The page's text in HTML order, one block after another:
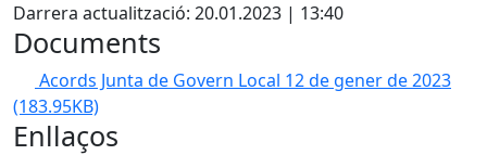
Darrera actualització: 20.01.2023 | 13:40
Documents
Acords Junta de Govern Local 12 de gener de 2023
(183.95KB)
Enllaços